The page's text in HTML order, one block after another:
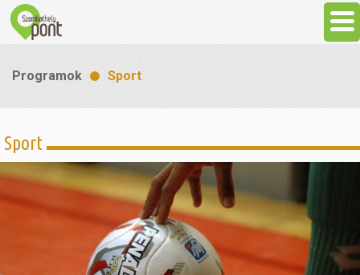
Látnivalók
Gasztronómia
Programok Sport
Sport